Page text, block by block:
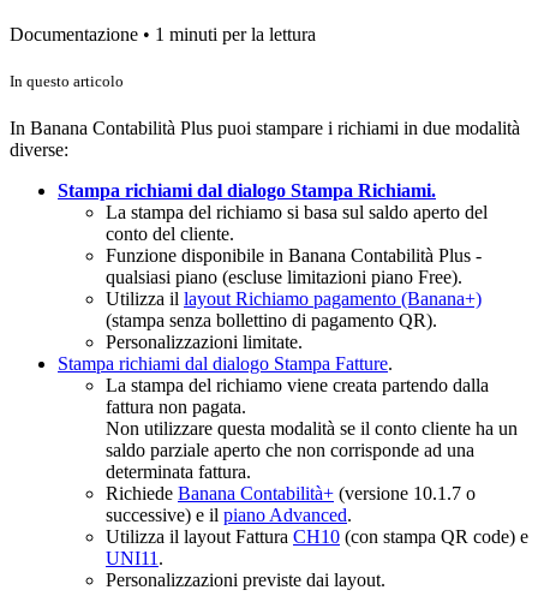
Documentazione • 1 minuti per la lettura
In questo articolo
In Banana Contabilità Plus puoi stampare i richiami in due modalità
diverse:
Stampa richiami dal dialogo Stampa Richiami.
La stampa del richiamo si basa sul saldo aperto del
conto del cliente.
Funzione disponibile in Banana Contabilità Plus -
qualsiasi piano (escluse limitazioni piano Free).
Utilizza il layout Richiamo pagamento (Banana+)
(stampa senza bollettino di pagamento QR).
Personalizzazioni limitate.
Stampa richiami dal dialogo Stampa Fatture.
La stampa del richiamo viene creata partendo dalla
fattura non pagata.
Non utilizzare questa modalità se il conto cliente ha un
saldo parziale aperto che non corrisponde ad una
determinata fattura.
Richiede Banana Contabilità+ (versione 10.1.7 o
successive) e il piano Advanced.
Utilizza il layout Fattura CH10 (con stampa QR code) e
UNI11 .
Personalizzazioni previste dai layout.